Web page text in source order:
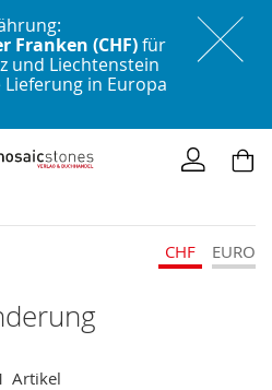
Franken (CHF)für
und Liechtenstein
in Europa
CHF EURO
Artikel